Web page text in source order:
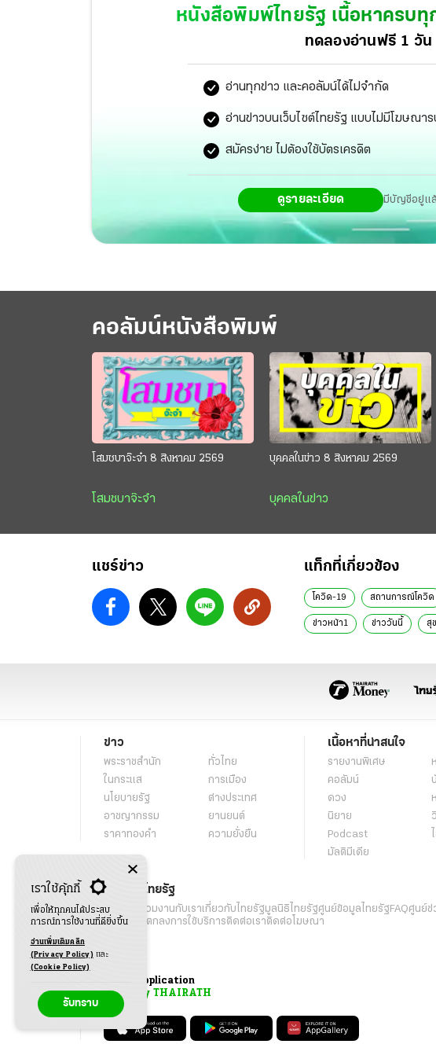
ฉีดวัคซีนไฟเซอร์ให้เด็ก 5-11 ขวบ
หนังสือพิมพ์ไทยรัฐ เนื้อหาครบ
ทดลองอ่านฟรี 1 วัน
อ่านทุกข่าว และคอลัมน์ได้ไม่จำกัด
อ่านข่าวบนเว็บไซต์ไทยรัฐ แบบไม่มีโฆษณา
สมัครง่าย ไม่ต้องใช้บัตรเครดิต
ดูรายละเอียด มีบัญชีอยู่แ
คอลัมน์หนังสือพิมพ์
โสมชบาจ๊ะจ๋า 8 สิงหาคม 2569
โสมชบาจ๊ะจ๋า
บุคคลในข่าว 8 สิงหาคม 2569
บุคคลในข่าว
แชร์ข่าว แท็กที่เกี่ยวข้อง
โควิด-19 สถานการณ์โควิด
ข่าวหน้า1 ข่าววันนี้ สุ
ข่าว
พระราชสำนัก
ทั่วไทย
ในกระแส
การเมือง
นโยบายรัฐ
ต่างประเทศ
อาชญากรรม
ยานยนต์
ราคาทองคำ
ความยั่งยืน
เนื้อหาที่น่าสนใจ
รายงานพิเศษ
คอลัมน์
ดวง
นิยาย
Podcast
มัลติมีเดีย
เกี่ยวกับไทยรัฐ
กิจกรรม ร่วมงานกับเราเกี่ยวกับไทยรัฐมูลนิธิไทยรัฐศูนย์ข้อมูลไทยรัฐFAQศูนย์ช่
เงื่อนไขข้อตกลงการใช้บริการติดต่อเราติดต่อโฆษณา
Application
My THAIRATH
เราใช้คุ้กกี้
เพื่อให้ทุกคนได้ประสบ
การณ์การใช้งานที่ดียิ่งขึ้น
อ่านเพิ่มเติมคลิก
(Privacy Policy) และ
(Cookie Policy)
รับทราบ